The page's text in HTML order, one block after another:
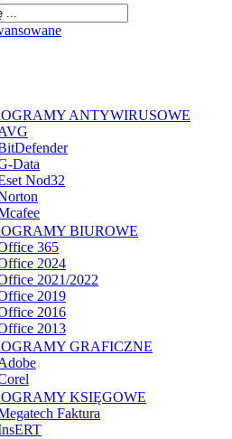
ANTYWIRUSOWE
Data
Nod32
BIUROWE
365
2024
2021/2022
2019
2016
2013
GRAFICZNE
KSIĘGOWE
Faktura